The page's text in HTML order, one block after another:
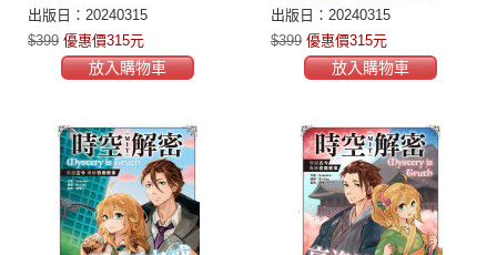
出版日：20240315
$399 優惠價315元
放入購物車
Dedopulos)
出版日：20240315
$399 優惠價315元
放入購物車